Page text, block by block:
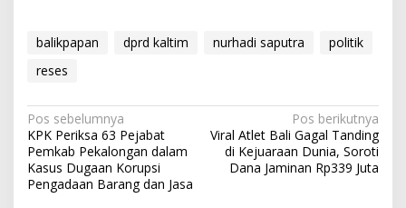
balikpapan dprd kaltim nurhadi saputra
politik
reses
Navigasi
pos
Pos sebelumnya
KPK Periksa 63 Pejabat
Pemkab Pekalongan dalam
Kasus Dugaan Korupsi
Pengadaan Barang dan Jasa
Pos berikutnya
Viral Atlet Bali Gagal Tanding
di Kejuaraan Dunia, Soroti
Dana Jaminan Rp339 Juta